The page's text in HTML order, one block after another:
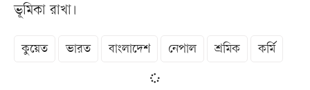
ভূমিকা রাখা।
কুয়েত ভারত বাংলাদেশ নেপাল শ্রমিক কর্মি